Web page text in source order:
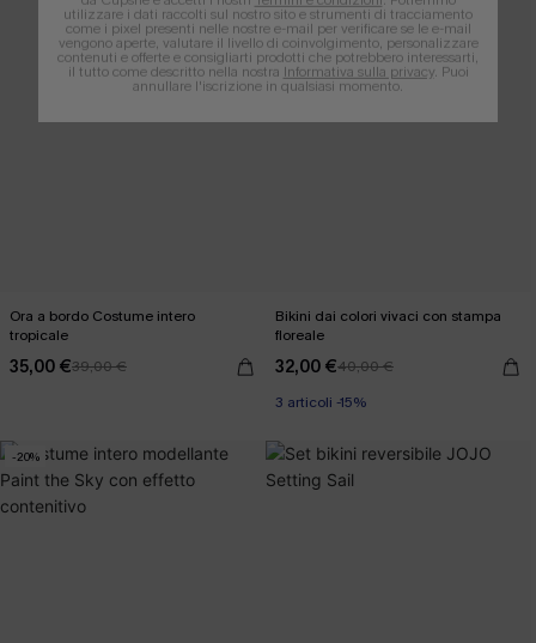
Ora a bordo Costume intero
tropicale
35,00 €39,00 €
Bikini dai colori vivaci con stampa
floreale
32,00 €40,00 €
3 articoli -15%
-20%
utilizzare i dati raccolti sul nostro sito e strumenti di tracciamento
come i pixel presenti nelle nostre e-mail per verificare se le e-mail
vengono aperte, valutare il livello di coinvolgimento, personalizzare
contenuti e offerte e consigliarti prodotti che potrebbero interessarti,
il tutto come descritto nella nostra Informativa sulla privacy. Puoi
annullare l'iscrizione in qualsiasi momento.